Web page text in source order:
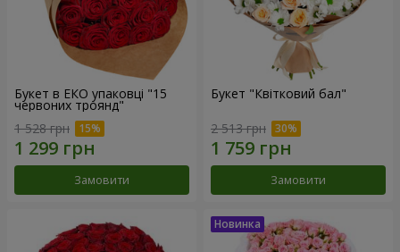
Букет в ЕКО упаковці "15
червоних троянд"
1 528 грн
Замовити
Букет "Квітковий бал"
2 513 грн
Замовити